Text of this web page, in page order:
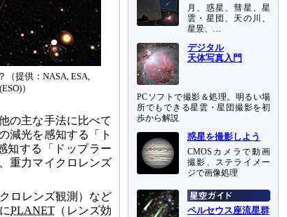
（提供：NASA, ESA,
）
の主な手法に比べて
減光を感知する「ト
知する「ドップラー
重力マイクロレンズ
ロレンズ観測）など
PLANET （レンズ効
月、惑星、彗星、星
雲・星団、天の川、
星景、…
デジタル
天体写真入門
PCソフトで撮影＆処理。明るい場
所でもできる星雲・星団撮影を初
歩から解説
惑星を撮影しよう
CMOSカメラで動画
撮影、ステライメー
ジで画像処理
ペルセウス座流星群